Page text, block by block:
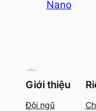
Nano
Giới thiệu
Đội ngũ